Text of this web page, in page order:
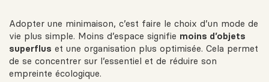
Adopter une minimaison, c’est faire le choix d’un mode de
vie plus simple. Moins d’espace signifie moins d’objets
superflus et une organisation plus optimisée. Cela permet
de se concentrer sur l’essentiel et de réduire son
empreinte écologique.